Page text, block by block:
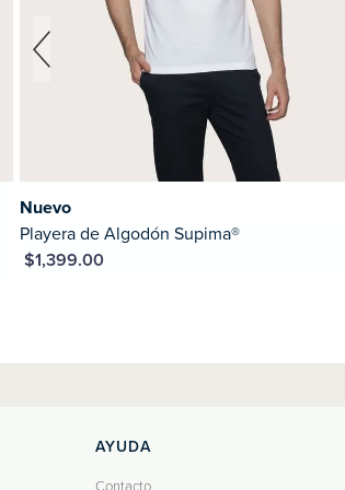
Nuevo
Playera de Algodón Supima®
$1,399.00
AYUDA
Contacto